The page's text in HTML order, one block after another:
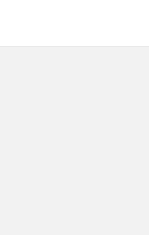
Profil
Link